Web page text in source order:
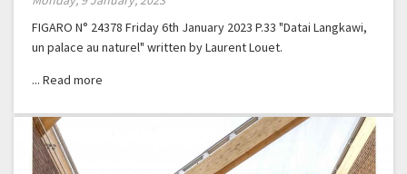
FIGARO N° 24378 Friday 6th January 2023 P.33 "Datai Langkawi,
un palace au naturel" written by Laurent Louet.